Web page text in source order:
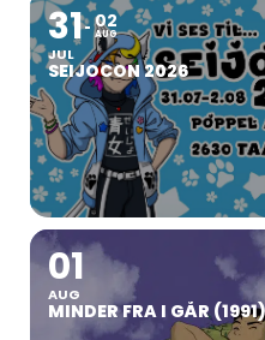
31
JUL
02
AUG
SEIJOCON 2026
01
AUG
MINDER FRA I GÅR